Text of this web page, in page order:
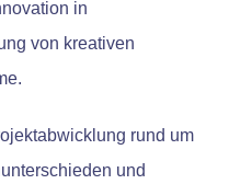
in
von kreativen
rund um
und